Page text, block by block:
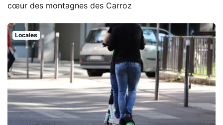
cœur des montagnes des Carroz
Locales